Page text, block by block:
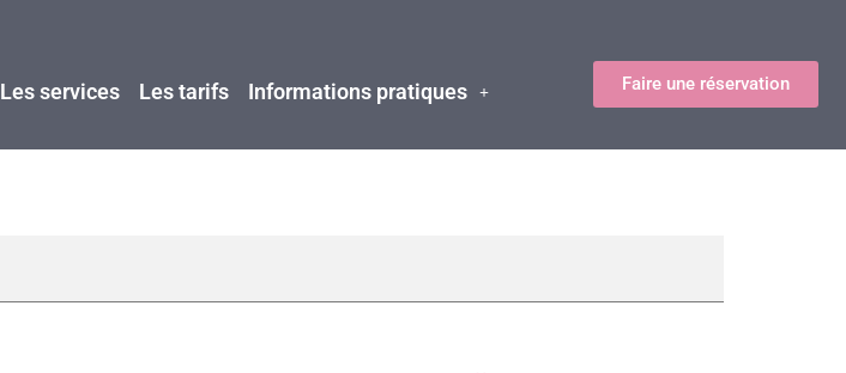
Les services Les tarifs Informations pratiques Faire une réservation